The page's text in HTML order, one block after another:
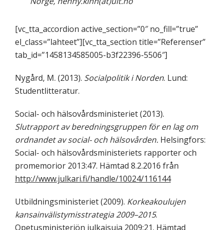
[vc_tta_accordion active_section=”0″ no_fill=”true”
el_class=”lahteet”][vc_tta_section title=”Referenser”
tab_id=”1458134585005-b3f22396-5506″]
Nygård, M. (2013). Socialpolitik i Norden. Lund:
Studentlitteratur.
Social- och hälsovårdsministeriet (2013).
Slutrapport av beredningsgruppen för en lag om
ordnandet av social- och hälsovården. Helsingfors:
Social- och hälsovårdsministeriets rapporter och
promemorior 2013:47. Hämtad 8.2.2016 från
http://www.julkari.fi/handle/10024/116144
Utbildningsministeriet (2009). Korkeakoulujen
kansainvälistymisstrategia 2009–2015.
Opetusministeriön julkaisuja 2009:21. Hämtad